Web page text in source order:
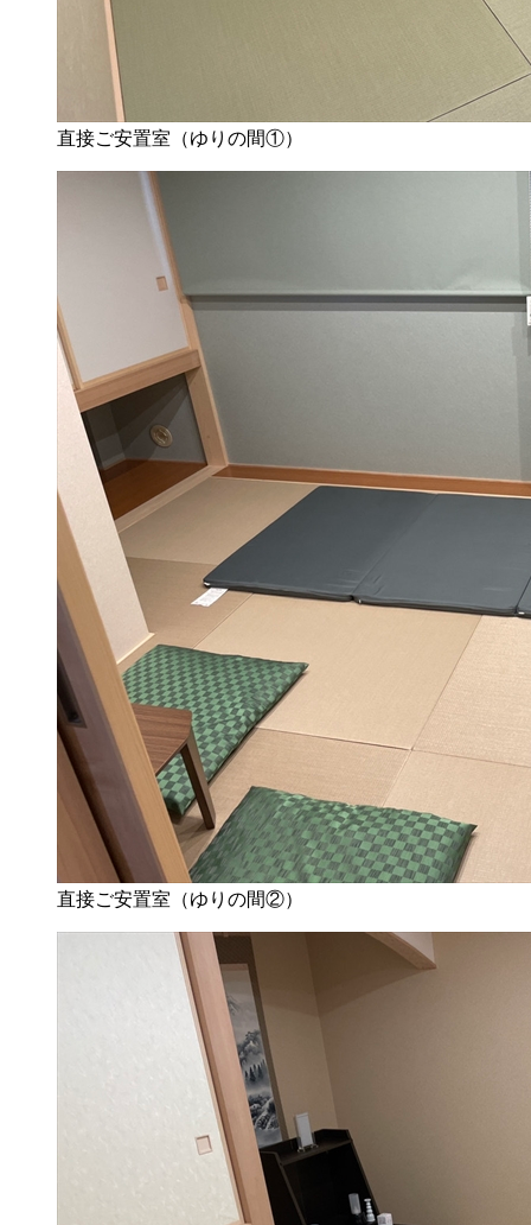
直接ご安置室（ゆりの間①）
直接ご安置室（ゆりの間②）